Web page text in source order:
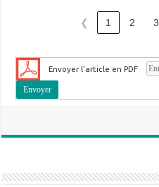
❮ 1 2 3
Envoyer l'article en PDF